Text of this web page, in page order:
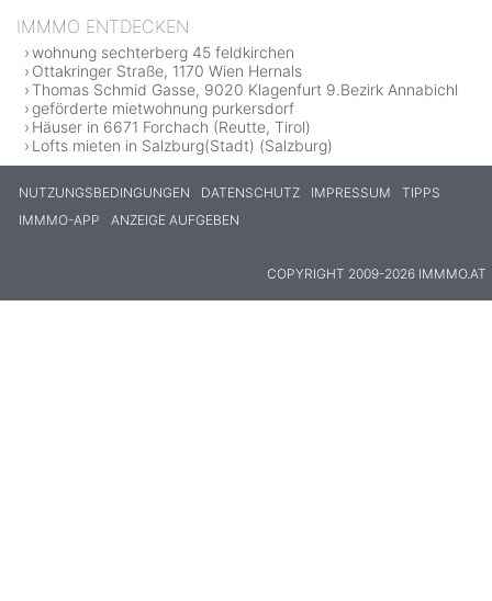
IMMMO ENTDECKEN
wohnung sechterberg 45 feldkirchen
Ottakringer Straße, 1170 Wien Hernals
Thomas Schmid Gasse, 9020 Klagenfurt 9.Bezirk Annabichl
geförderte mietwohnung purkersdorf
Häuser in 6671 Forchach (Reutte, Tirol)
Lofts mieten in Salzburg(Stadt) (Salzburg)
NUTZUNGSBEDINGUNGEN DATENSCHUTZ IMPRESSUM
TIPPS
IMMMO-APP
ANZEIGE AUFGEBEN
COPYRIGHT 2009-2026 IMMMO.AT